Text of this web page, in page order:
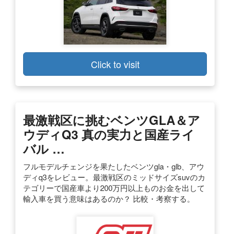
Click to visit
最激戦区に挑むベンツGLA＆ア
ウディQ3 真の実力と国産ライ
バル …
フルモデルチェンジを果たしたベンツgla・glb、アウ
ディq3をレビュー。最激戦区のミッドサイズsuvのカ
テゴリーで国産車より200万円以上ものお金を出して
輸入車を買う意味はあるのか？ 比較・考察する。